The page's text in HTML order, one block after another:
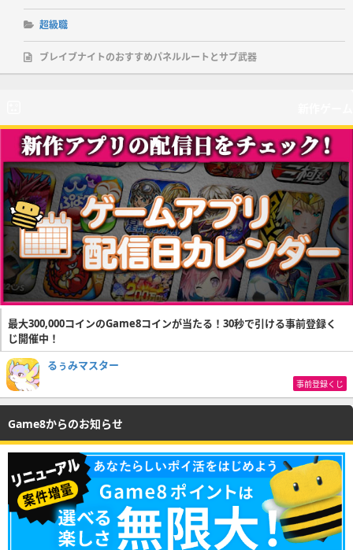
超級職
ブレイブナイトのおすすめパネルルートとサブ武器
最大300,000コインのGame8コインが当たる！30秒で引ける事前登録く
じ開催中！
るぅみマスター
事前登録くじ
Game8からのお知らせ